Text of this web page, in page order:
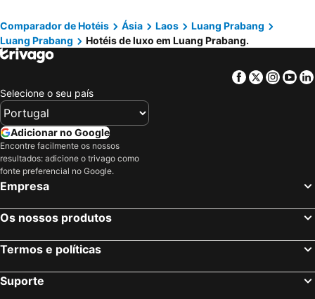
Comparador de Hotéis Ásia Laos
Luang Prabang
Luang Prabang
Hotéis de luxo em Luang Prabang.
Facebook
Twitter
Selecione o seu país
Adicionar no Google
Encontre facilmente os nossos
resultados: adicione o trivago como
fonte preferencial no Google.
Empresa
Os nossos produtos
Termos e políticas
Suporte